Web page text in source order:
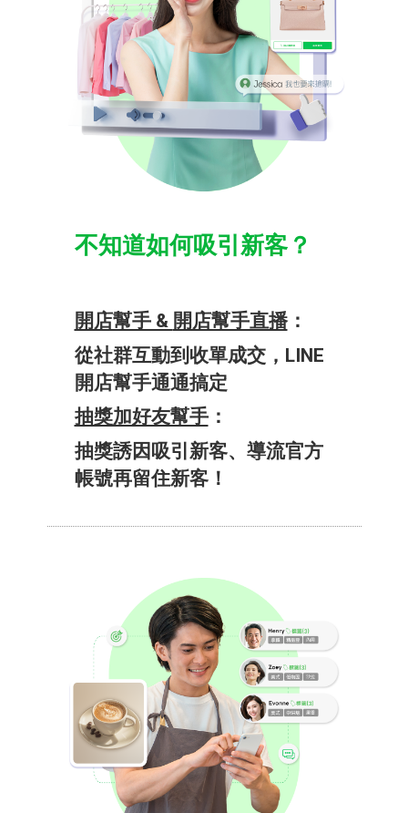
不​知道​如何​吸引​新​客？
開店​幫手 & 開店​幫手​直​播：
​從社群​互動​到​收單​成交，​LI​NE
開店​幫手通通​搞定​
抽​獎​加好​友​幫手：​
抽獎誘​因​吸引​新客、​導流官​方
帳號​再​留住​新​客！​